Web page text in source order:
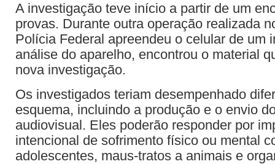
A investigação teve início a partir de um
provas. Durante outra operação realizada
Polícia Federal apreendeu o celular de um
análise do aparelho, encontrou o material
nova investigação.
Os investigados teriam desempenhado
esquema, incluindo a produção e o envio
audiovisual. Eles poderão responder por
intencional de sofrimento físico ou mental
adolescentes, maus-tratos a animais e